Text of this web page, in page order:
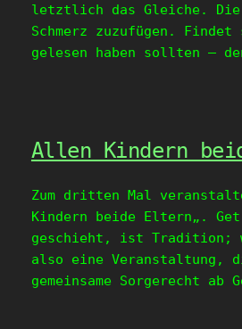
letztlich das Gleiche.
Schmerz zuzufügen.
gelesen haben sollten –
Allen Kindern
Zum dritten Mal
Kindern beide Eltern„.
geschieht, ist Tradition;
also eine Veranstaltung,
gemeinsame Sorgerecht